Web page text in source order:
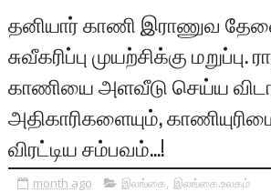
தனியார் காணி இராணுவ
சுவீகரிப்பு முயற்சிக்கு மறுப்பு.
காணியை அளவீடு செய்ய
அதிகாரிகளையும்,
விரட்டிய சம்பவம்...!
month ago இலங்கை, இலங்கை.உலகம்